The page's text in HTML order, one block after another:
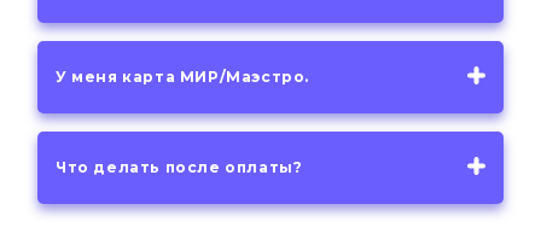
У меня карта МИР/Маэстро.
Что делать после оплаты?